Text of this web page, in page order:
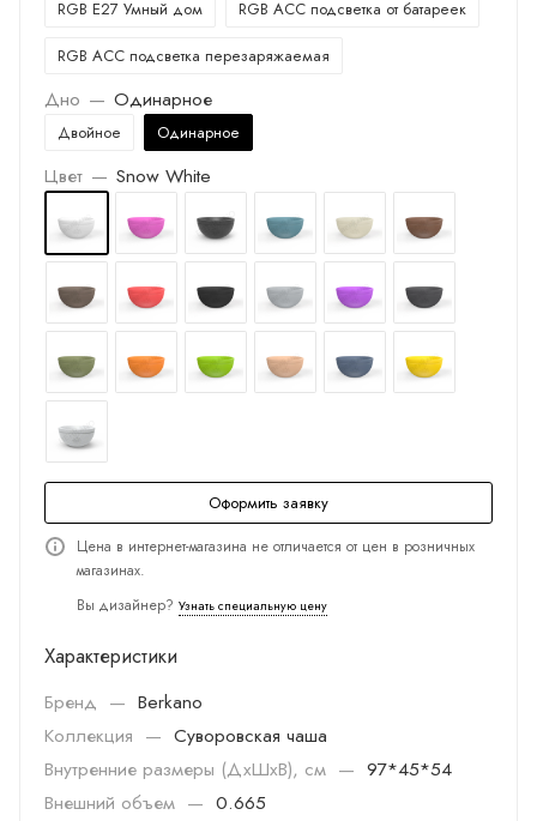
RGB E27 Умный дом RGB ACC подсветка от батареек
RGB ACC подсветка перезаряжаемая
Дно — Одинарное
Двойное Одинарное
Цвет — Snow White
Оформить заявку
Цена в интернет-магазина не отличается от цен в розничных
магазинах.
Вы дизайнер? Узнать специальную цену
Характеристики
Бренд — Berkano
Коллекция — Суворовская чаша
Внутренние размеры (ДхШхВ), см — 97*45*54
Внешний объем — 0.665